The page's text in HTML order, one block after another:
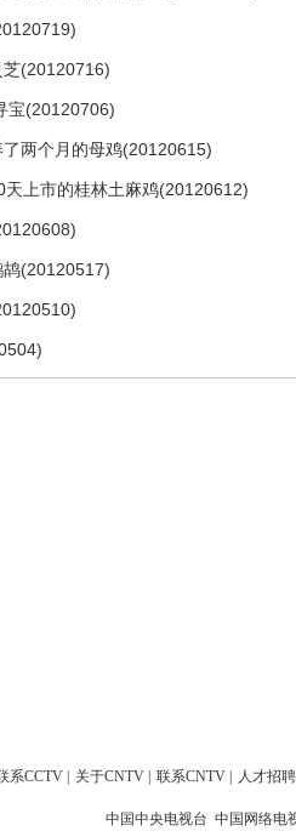
(20120716)
宝(20120706)
两个月的母鸡(20120615)
天上市的桂林土麻鸡(20120612)
(20120517)
系CCTV 关于CNTV 联系CNTV 人才招聘
中国中央电视台 中国网络电